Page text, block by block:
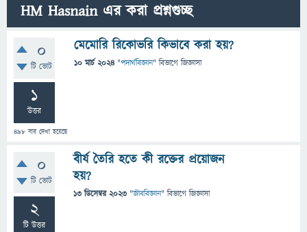
HM Hasnain এর করা প্রশ্নগুচ্ছ
0
টি ভোট
1
উত্তর
498 বার দেখা হয়েছে
মেমোরি রিকোভরি কিভাবে করা হয়?
10 মার্চ 2024 "পদার্থবিজ্ঞান" বিভাগে জিজ্ঞাসা
0
টি ভোট
2
টি উত্তর
বীর্য তৈরি হতে কী রক্তের প্রয়োজন
হয়?
13 ডিসেম্বর 2023 "জীববিজ্ঞান" বিভাগে জিজ্ঞাসা